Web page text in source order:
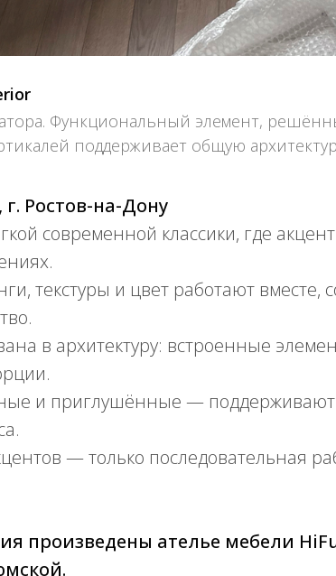
Функциональный элемент,
поддерживает общую
Ростов-на-Дону
современной классики, где
текстуры и цвет работают вместе,
в архитектуру: встроенные
и приглушённые —
— только последовательная
произведены ателье мебели